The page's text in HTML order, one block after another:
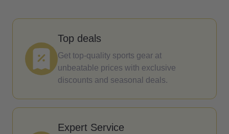
Top deals
Get top-quality sports gear at
unbeatable prices with exclusive
discounts and seasonal deals.
Expert Service